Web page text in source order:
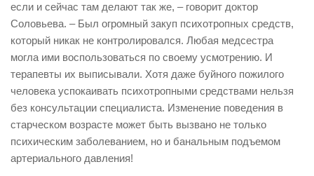
если и сейчас там делают так же, – говорит доктор
Соловьева. – Был огромный закуп психотропных средств,
который никак не контролировался. Любая медсестра
могла ими воспользоваться по своему усмотрению. И
терапевты их выписывали. Хотя даже буйного пожилого
человека успокаивать психотропными средствами нельзя
без консультации специалиста. Изменение поведения в
старческом возрасте может быть вызвано не только
психическим заболеванием, но и банальным подъемом
артериального давления!